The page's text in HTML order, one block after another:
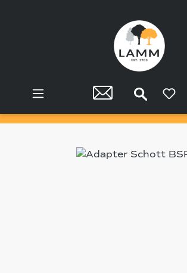
Bildergalerie überspringen